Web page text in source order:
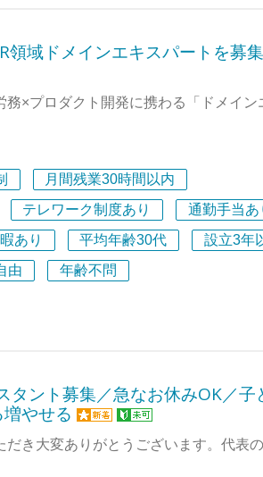
時点でお持ちでなくても構いません
いきたい方
！」というのをお持ちの方
します。逆に私達が持っていない何か
職場見学も可能です。
領域ドメインエキスパートを募
×プロダクト開発に携わる「ドメイン
断と摩擦をゼロに。「働く」を変え
掲げるスタートアップです（2024年9
管理システムではありません。まずは
）、総務（GA Force）の3シリーズ
プラットフォームで統合するワークフ
CODE」です。すでに国内外200社以
分断と摩擦をなくし、コーポレート
。
中核を担うのが、労務領域を扱うHR
月間残業30時間以内
テレワーク制度あり
通勤手当あ
あり 平均年齢30代
設立3年
由 年齢不問
タント募集／急なお休みOK／子
増やせる
き大変ありがとうございます。代表